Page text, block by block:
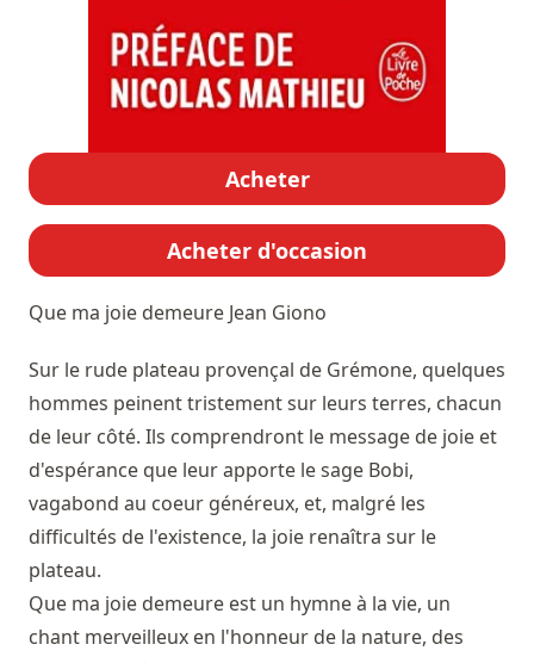
Acheter
Acheter d'occasion
Que ma joie demeure Jean Giono
Sur le rude plateau provençal de Grémone, quelques
hommes peinent tristement sur leurs terres, chacun
de leur côté. Ils comprendront le message de joie et
d'espérance que leur apporte le sage Bobi,
vagabond au coeur généreux, et, malgré les
difficultés de l'existence, la joie renaîtra sur le
plateau.
Que ma joie demeure est un hymne à la vie, un
chant merveilleux en l'honneur de la nature, des